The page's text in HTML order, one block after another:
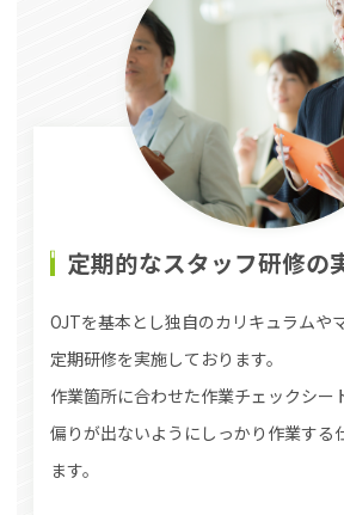
定期的なスタッフ研修の
OJTを基本とし独自のカリキュラムや
定期研修を実施しております。
作業箇所に合わせた作業チェックシー
偏りが出ないようにしっかり作業する
ます。